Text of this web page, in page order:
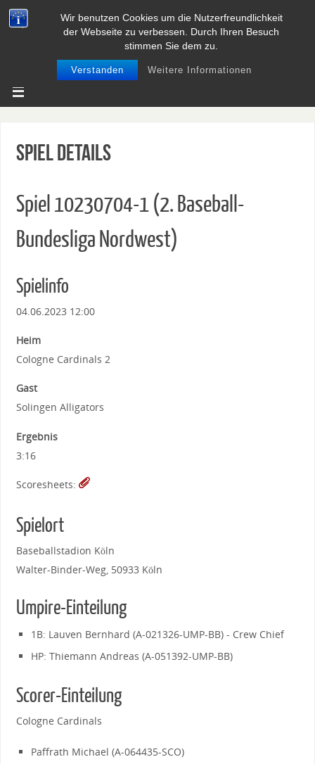
Wir benutzen Cookies um die Nutzerfreundlichkeit
der Webseite zu verbessen. Durch Ihren Besuch
stimmen Sie dem zu.
Verstanden Weitere Informationen
BASEBALL UND SOFTBALL IN
NIEDERSACHSEN
Spiel Details
Spiel 10230704-1 (2. Baseball-
Bundesliga Nordwest)
Spielinfo
04.06.2023 12:00
Heim
Cologne Cardinals 2
Gast
Solingen Alligators
Ergebnis
3:16
Scoresheets:
Spielort
Baseballstadion Köln
Walter-Binder-Weg, 50933 Köln
Umpire-Einteilung
1B: Lauven Bernhard (A-021326-UMP-BB) - Crew Chief
HP: Thiemann Andreas (A-051392-UMP-BB)
Scorer-Einteilung
Cologne Cardinals
Paffrath Michael (A-064435-SCO)